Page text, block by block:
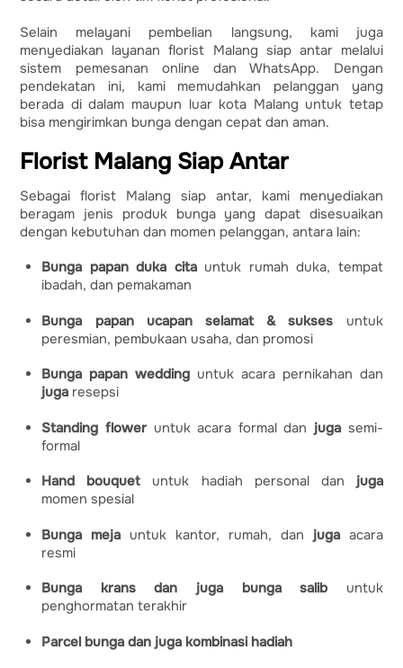
Selain melayani pembelian langsung, kami juga
menyediakan layanan florist Malang siap antar melalui
sistem pemesanan online dan WhatsApp. Dengan
pendekatan ini, kami memudahkan pelanggan yang
berada di dalam maupun luar kota Malang untuk tetap
bisa mengirimkan bunga dengan cepat dan aman.
Florist Malang Siap Antar
Sebagai florist Malang siap antar, kami menyediakan
beragam jenis produk bunga yang dapat disesuaikan
dengan kebutuhan dan momen pelanggan, antara lain:
Bunga papan duka citauntuk rumah duka, tempat
ibadah, dan pemakaman
Bunga papan ucapan selamat & sukses untuk
peresmian, pembukaan usaha, dan promosi
Bunga papan wedding untuk acara pernikahan dan
juga resepsi
Standing flower untuk acara formal dan juga semi-
formal
Hand bouquet untuk hadiah personal dan juga
momen spesial
Bunga meja untuk kantor, rumah, dan juga acara
resmi
Bunga krans dan juga bunga salib untuk
penghormatan terakhir
Parcel bunga dan juga kombinasi hadiah